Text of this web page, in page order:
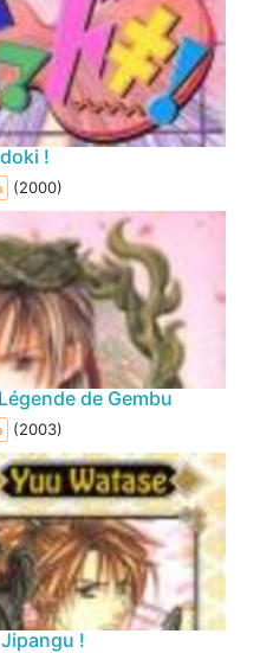
!
(2000)
de Gembu
(2003)
!